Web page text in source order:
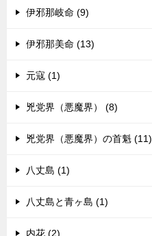
伊邪那岐命 (9)
伊邪那美命 (13)
元寇 (1)
兇党界（悪魔界） (8)
兇党界（悪魔界）の首魁 (11)
八丈島 (1)
八丈島と青ヶ島 (1)
内花 (2)